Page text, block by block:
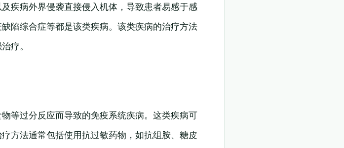
疾病外界侵袭直接侵入机体，导致患者易感于感
陷综合症等都是该类疾病。该类疾病的治疗方法
疗。
等过分反应而导致的免疫系统疾病。这类疾病可
方法通常包括使用抗过敏药物，如抗组胺、糖皮